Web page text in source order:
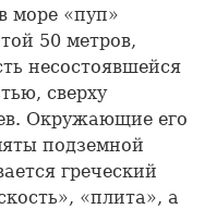
море «пуп»
50 метров,
несостоявшейся
сверху
Окружающие его
подземной
греческий
«плита», а